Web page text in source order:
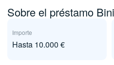
Sobre el préstamo
Importe
Hasta 10.000 €